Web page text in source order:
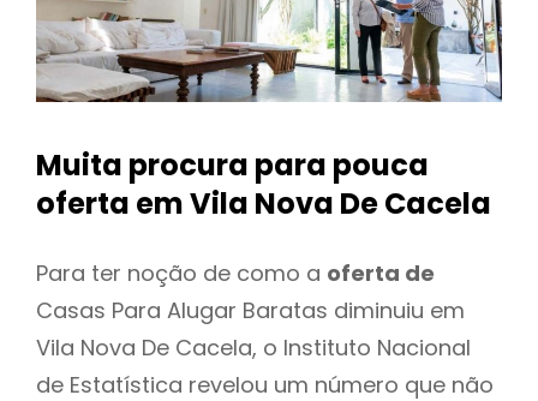
Muita procura para pouca
oferta em Vila Nova De Cacela
Para ter noção de como a oferta de
Casas Para Alugar Baratas diminuiu em
Vila Nova De Cacela, o Instituto Nacional
de Estatística revelou um número que não